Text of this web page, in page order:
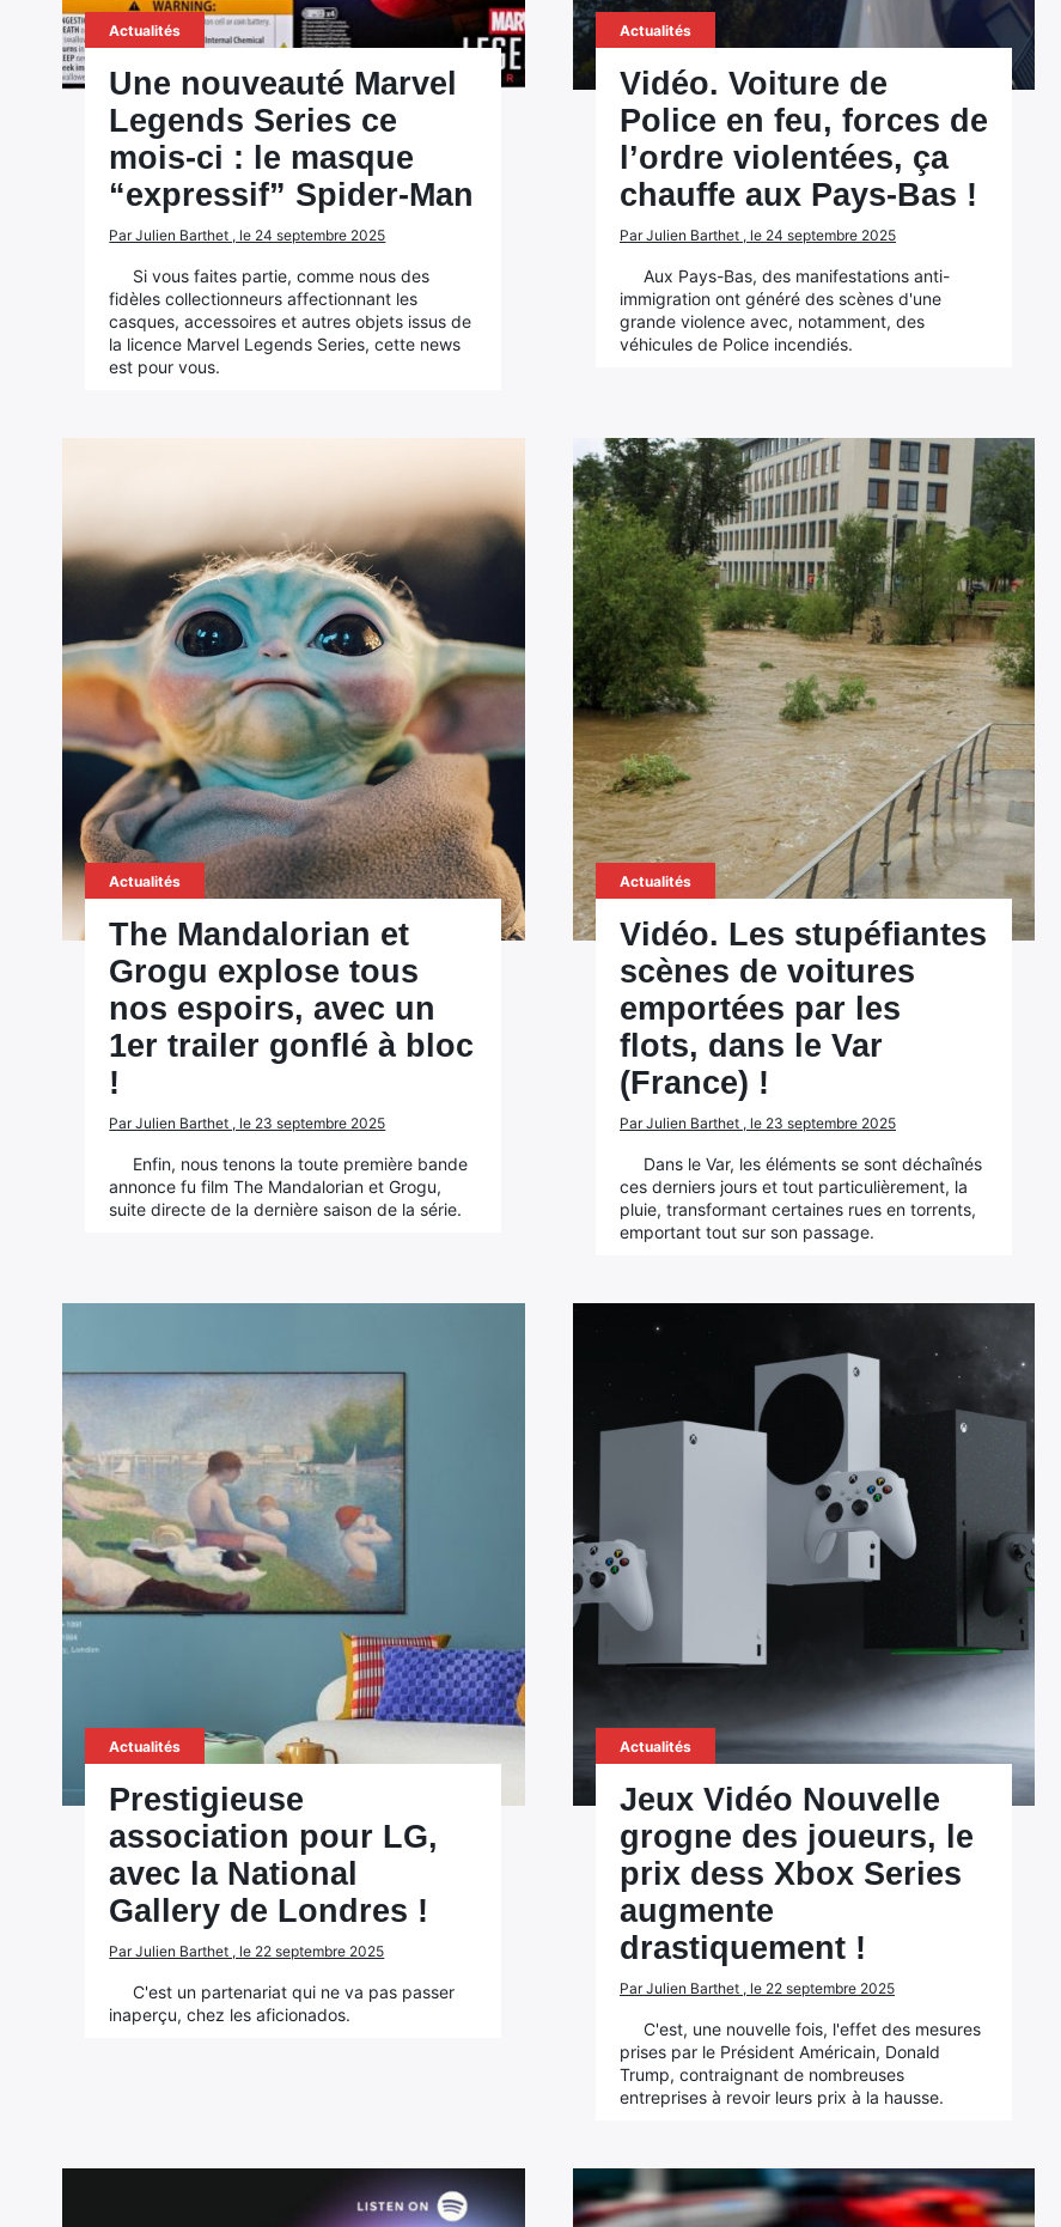
Actualités
Une nouveauté Marvel
Legends Series ce
mois-ci : le masque
“expressif” Spider-Man
Par Julien Barthet , le 24 septembre 2025
Si vous faites partie, comme nous des
fidèles collectionneurs affectionnant les
casques, accessoires et autres objets issus de
la licence Marvel Legends Series, cette news
est pour vous.
Actualités
Vidéo. Voiture de
Police en feu, forces de
l’ordre violentées, ça
chauffe aux Pays-Bas !
Par Julien Barthet , le 24 septembre 2025
Aux Pays-Bas, des manifestations anti-
immigration ont généré des scènes d'une
grande violence avec, notamment, des
véhicules de Police incendiés.
Actualités
The Mandalorian et
Grogu explose tous
nos espoirs, avec un
1er trailer gonflé à bloc
!
Par Julien Barthet , le 23 septembre 2025
Enfin, nous tenons la toute première bande
annonce fu film The Mandalorian et Grogu,
suite directe de la dernière saison de la série.
Actualités
Vidéo. Les stupéfiantes
scènes de voitures
emportées par les
flots, dans le Var
(France) !
Par Julien Barthet , le 23 septembre 2025
Dans le Var, les éléments se sont déchaînés
ces derniers jours et tout particulièrement, la
pluie, transformant certaines rues en torrents,
emportant tout sur son passage.
Actualités
Prestigieuse
association pour LG,
avec la National
Gallery de Londres !
Par Julien Barthet , le 22 septembre 2025
C'est un partenariat qui ne va pas passer
inaperçu, chez les aficionados.
Actualités
Jeux Vidéo Nouvelle
grogne des joueurs, le
prix dess Xbox Series
augmente
drastiquement !
Par Julien Barthet , le 22 septembre 2025
C'est, une nouvelle fois, l'effet des mesures
prises par le Président Américain, Donald
Trump, contraignant de nombreuses
entreprises à revoir leurs prix à la hausse.